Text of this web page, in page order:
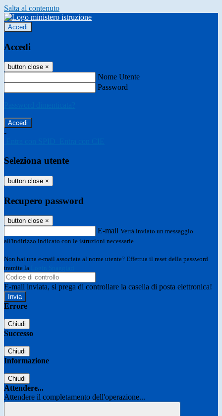
Salta al contenuto
Accedi
Accedi
button close ×
Nome Utente
Password
-
Seleziona utente
button close ×
Recupero password
button close ×
E-mail Verrà inviato un messaggio
all'indirizzo indicato con le istruzioni necessarie.
Non hai una e-mail associata al nome utente? Effettua il reset della password
tramite la
E-mail inviata, si prega di controllare la casella di posta elettronica!
Errore
Chiudi
Successo
Chiudi
Informazione
Chiudi
Attendere...
Attendere il completamento dell'operazione...